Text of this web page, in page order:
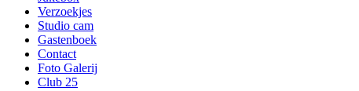
Verzoekjes
Studio cam
Gastenboek
Contact
Foto Galerij
Club 25